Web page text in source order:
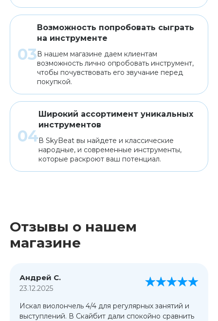
Возможность попробовать сыграть
на инструменте
В нашем магазине даем клиентам
возможность лично опробовать инструмент,
чтобы почувствовать его звучание перед
покупкой.
Широкий ассортимент уникальных
инструментов
В SkyBeat вы найдете и классические
народные, и современные инструменты,
которые раскроют ваш потенциал.
Отзывы о нашем
магазине
Андрей С.
23.12.2025
Искал виолончель 4/4 для регулярных занятий и
выступлений. В Скайбит дали спокойно сравнить